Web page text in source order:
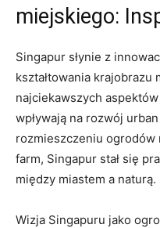
miejskiego:
Singapur słynie z
⁤kształtowania ⁢krajobrazu
najciekawszych
wpływają na ‌rozwój
‍rozmieszczeniu ogrodów
‍farm, Singapur stał się
między⁢ miastem a naturą.
Wizja Singapuru jako